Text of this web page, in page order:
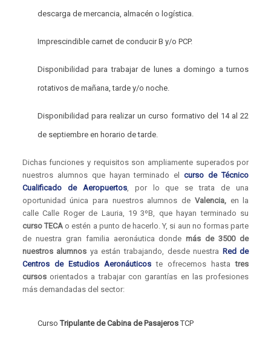
descarga de mercancia, almacén o logística.
Imprescindible carnet de conducir B y/o PCP.
Disponibilidad para trabajar de lunes a domingo a turnos
rotativos de mañana, tarde y/o noche.
Disponibilidad para realizar un curso formativo del 14 al 22
de septiembre en horario de tarde.
Dichas funciones y requisitos son ampliamente superados por
nuestros alumnos que hayan terminado elcurso de Técnico
Cualificado de Aeropuertos, por lo que se trata de una
oportunidad única para nuestros alumnos de Valencia, en la
calle Calle Roger de Lauria, 19 3ºB,
que hayan terminado su
curso TECA o estén a punto de hacerlo. Y, si aun no formas parte
de nuestra gran familia aeronáutica dondemás de 3500 de
nuestros alumnos ya están trabajando, desde nuestra Red de
Centros de Estudios Aeronáuticoste ofrecemos hastatres
cursosorientados a trabajar con garantías en las profesiones
más demandadas del sector:
CursoTripulante de Cabina de PasajerosTCP